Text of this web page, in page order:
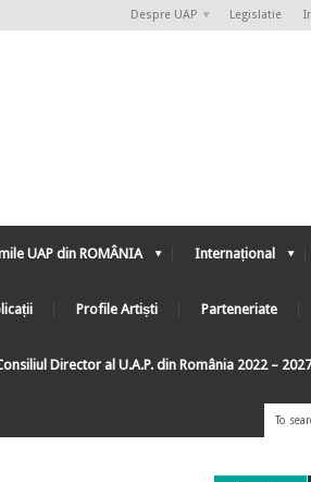
Despre UAP Legislatie
UAP din ROMÂNIA Internațional
Profile Artiști Parteneriate
Director al U.A.P. din România 2022 – 2027